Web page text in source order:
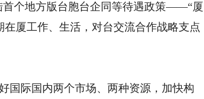
首个地方版台胞台企同等待遇政策——“厦
厦工作、生活，对台交流合作战略支点
际国内两个市场、两种资源，加快构